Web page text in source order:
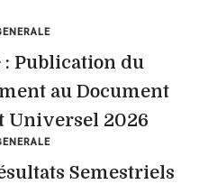
: Publication du
au Document
Universel 2026
Semestriels